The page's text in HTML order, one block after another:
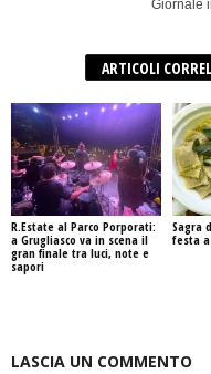
Giornale
ARTICOLI
R.Estate al Parco Porporati:
a Grugliasco va in scena il
gran finale tra luci, note e
sapori
Sagra
festa a
LASCIA UN COMMENTO